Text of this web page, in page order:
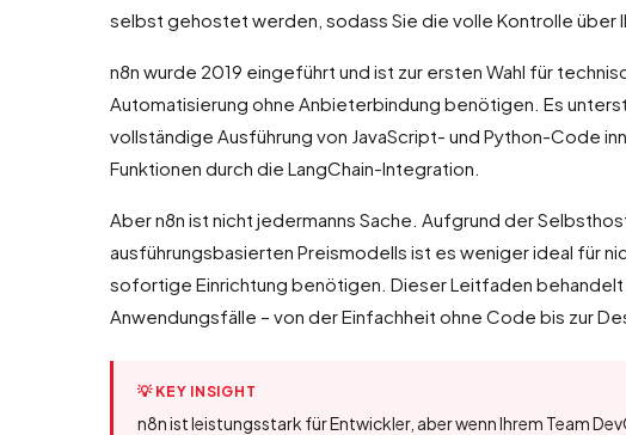
selbst gehostet werden, sodass Sie die volle Kontrolle über
n8n wurde 2019 eingeführt und ist zur ersten Wahl für
Automatisierung ohne Anbieterbindung benötigen. Es
vollständige Ausführung von JavaScript- und Python-Code
Funktionen durch die LangChain-Integration.
Aber n8n ist nicht jedermanns Sache. Aufgrund der
ausführungsbasierten Preismodells ist es weniger ideal für
sofortige Einrichtung benötigen. Dieser Leitfaden
Anwendungsfälle – von der Einfachheit ohne Code bis zur
💡 KEY INSIGHT
n8n ist leistungsstark für Entwickler, aber wenn Ihrem Team